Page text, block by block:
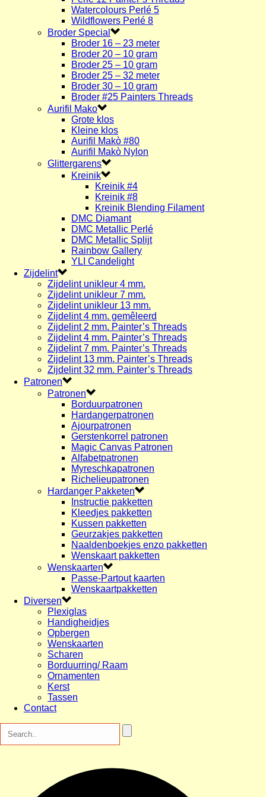
Watercolours Perlé 5
Wildflowers Perlé 8
Broder Special
Broder 16 – 23 meter
Broder 20 – 10 gram
Broder 25 – 10 gram
Broder 25 – 32 meter
Broder 30 – 10 gram
Broder #25 Painters Threads
Aurifil Mako
Grote klos
Kleine klos
Aurifil Makò #80
Aurifil Makò Nylon
Glittergarens
Kreinik
Kreinik #4
Kreinik #8
Kreinik Blending Filament
DMC Diamant
DMC Metallic Perlé
DMC Metallic Splijt
Rainbow Gallery
YLI Candelight
Zijdelint
Zijdelint unikleur 4 mm.
Zijdelint unikleur 7 mm.
Zijdelint unikleur 13 mm.
Zijdelint 4 mm. gemêleerd
Zijdelint 2 mm. Painter’s Threads
Zijdelint 4 mm. Painter’s Threads
Zijdelint 7 mm. Painter’s Threads
Zijdelint 13 mm. Painter’s Threads
Zijdelint 32 mm. Painter’s Threads
Patronen
Patronen
Borduurpatronen
Hardangerpatronen
Ajourpatronen
Gerstenkorrel patronen
Magic Canvas Patronen
Alfabetpatronen
Myreschkapatronen
Richelieupatronen
Hardanger Pakketen
Instructie pakketten
Kleedjes pakketten
Kussen pakketten
Geurzakjes pakketten
Naaldenboekjes enzo pakketten
Wenskaart pakketten
Wenskaarten
Passe-Partout kaarten
Wenskaartpakketten
Diversen
Plexiglas
Handigheidjes
Opbergen
Wenskaarten
Scharen
Borduurring/ Raam
Ornamenten
Kerst
Tassen
Contact